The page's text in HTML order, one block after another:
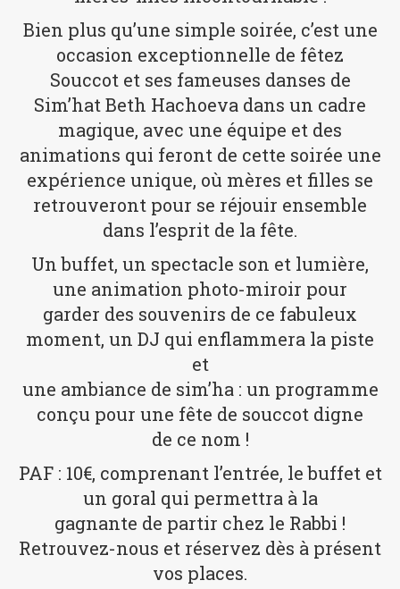
Bien plus qu’une simple soirée, c’est une
occasion exceptionnelle de fêtez
Souccot et ses fameuses danses de
Sim’hat Beth Hachoeva dans un cadre
magique, avec une équipe et des
animations qui feront de cette soirée une
expérience unique, où mères et filles se
retrouveront pour se réjouir ensemble
dans l’esprit de la fête.
Un buffet, un spectacle son et lumière,
une animation photo-miroir pour
garder des souvenirs de ce fabuleux
moment, un DJ qui enflammera la piste
et
une ambiance de sim’ha : un programme
conçu pour une fête de souccot digne
de ce nom !
PAF : 10€, comprenant l’entrée, le buffet et
un goral qui permettra à la
gagnante de partir chez le Rabbi !
Retrouvez-nous et réservez dès à présent
vos places.